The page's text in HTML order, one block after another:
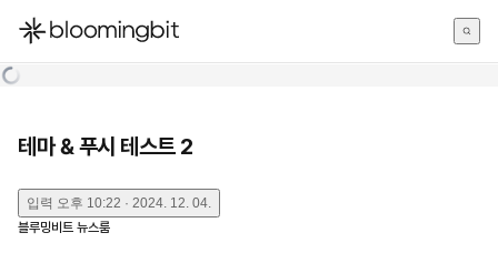
한국어
테마 & 푸시 테스트 2
입력 오후 10:22 · 2024. 12. 04.
블루밍비트 뉴스룸